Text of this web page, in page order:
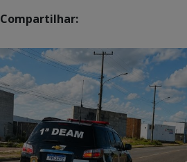
Compartilhar: